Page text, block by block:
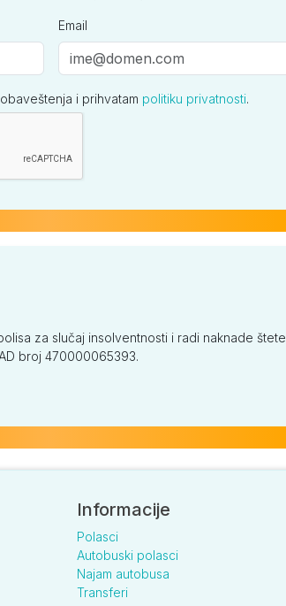
Email
i prihvatam politiku privatnosti.
za slučaj insolventnosti i radi naknade
broj 470000065393.
Informacije
Polasci
Autobuski polasci
Najam autobusa
Transferi